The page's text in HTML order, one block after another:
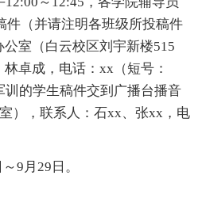
件（并请注明各班级所投稿件
室（白云校区刘宇新楼515
卓成，电话：xx（短号：
的学生稿件交到广播台播音
），联系人：石xx、张xx，电
9月29日。